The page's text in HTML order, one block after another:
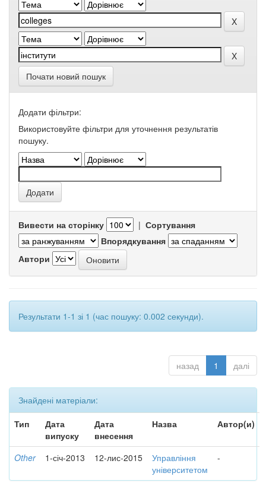
Почати новий пошук
Додати фільтри:
Використовуйте фільтри для уточнення результатів
пошуку.
Вивести на сторінку | Сортування
Впорядкування
Автори
Результати 1-1 зі 1 (час пошуку: 0.002 секунди).
назад 1 далі
Знайдені матеріали:
Тип
Дата
випуску
Дата
внесення
Назва Автор(и)
Other 1-січ-2013 12-лис-2015
Управління
університетом
-